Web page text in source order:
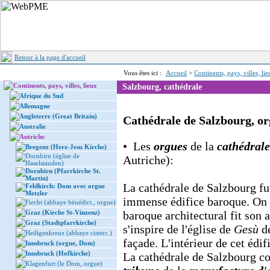
Retour à la page d'accueil
Vous êtes ici : Accueil > Continents, pays, villes,
Continents, pays, villes, lieux
Afrique du Sud
Allemagne
Angleterre (Great Britain)
Australie
Autriche
Bregenz (Herz-Jesu Kirche)
Dornbirn (église de
Haselstauden)
Dornbirn (Pfarrkirche St.
Martin)
Feldkirch: Dom avec orgue
Metzler
Fiecht (abbaye bénédict., orgue)
Graz (Kirche St-Vinzenz)
Graz (Stadtpfarrkirche)
Heiligenkreuz (abbaye cisterc.)
Innsbruck (orgue, Dom)
Innsbruck (Hofkirche)
Klagenfurt (le Dom, orgue)
Salzbourg, cathédrale
Cathédrale de Salzbourg,
• Les orgues de la
Autriche):
La cathédrale de Salzbourg
immense édifice baroque.
baroque architectural fit son
s'inspire de l'église de Gesù
façade. L'intérieur de cet
La cathédrale de Salzbourg